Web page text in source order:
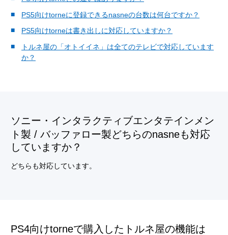
PS5向けtorneに登録できるnasneの台数は何台ですか？
PS5向けtorneは書き出しに対応していますか？
トルネ屋の「オトイイネ」は全てのテレビで対応しています
か？
ソニー・インタラクティブエンタテインメン
ト製 / バッファロー製どちらのnasneも対応
していますか？
どちらも対応しています。
PS4向けtorneで購入したトルネ屋の機能は